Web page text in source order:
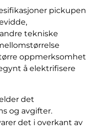
pickupen
tekniske
oppmerksomhet
å elektrifisere
det
og avgifter.
det i overkant av